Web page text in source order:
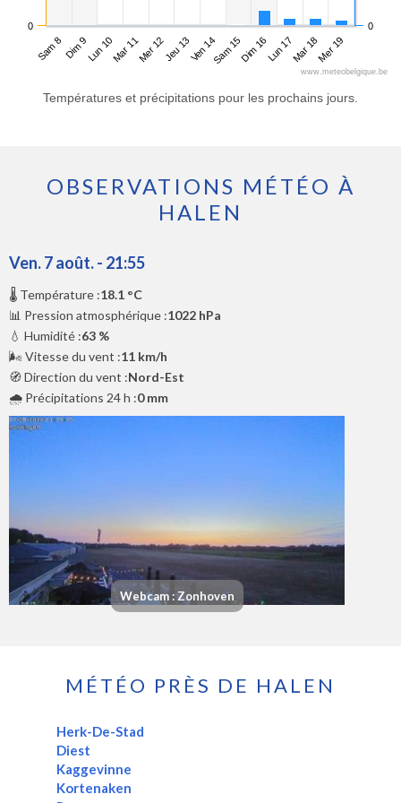
Sam 8Dim 9Lun 10Mar 11Mer 12Jeu 13Ven 14Sam 15Dim 16Lun 17Mar 18Mer 19
0 0
www.meteobelgique.be
Températures et précipitations pour les prochains jours.
OBSERVATIONS MÉTÉO À
HALEN
Ven. 7 août. - 21:55
🌡️ Température :18.1 °C
📊 Pression atmosphérique :1022 hPa
💧 Humidité :63 %
🌬️ Vitesse du vent :11 km/h
🧭 Direction du vent :Nord-Est
🌧️ Précipitations 24 h :0 mm
Webcam : Zonhoven
MÉTÉO PRÈS DE HALEN
Herk-De-Stad
Diest
Kaggevinne
Kortenaken